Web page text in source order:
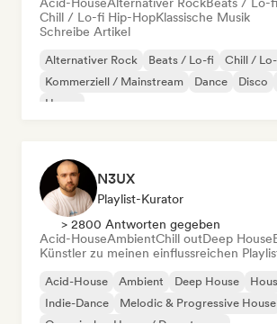
Chill / Lo-fi Hip-HopKlassische Musik
Schreibe Artikel
Alternativer Rock Beats / Lo-fi
Chill /
Kommerziell / Mainstream
Dance Disco
House
N3UX
Playlist-Kurator
> 2800 Antworten gegeben
Acid-HouseAmbientChill outDeep House
Künstler zu meinen einflussreichen
Acid-House Ambient Deep House
Indie-Dance
Melodic & Progressive House